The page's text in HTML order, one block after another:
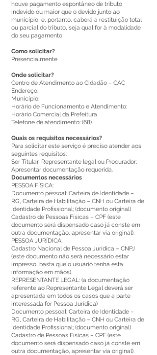
houve pagamento espontâneo de tributo
indevido ou maior que o devido junto ao
município, e, portanto, caberá a restituição total
ou parcial do tributo, seja qual for à modalidade
do seu pagamento
Como solicitar?
Presencialmente
Onde solicitar?
Centro de Atendimento ao Cidadão – CAC
Endereço:
Município:
Horário de Funcionamento e Atendimento:
Horário Comercial da Prefeitura
Telefone de atendimento: (68)
Quais os requisitos necessários?
Para solicitar este serviço é preciso atender aos
seguintes requisitos:
Ser Titular, Representante legal ou Procurador;
Apresentar documentação requerida.
Documentos necessários
PESSOA FÍSICA:
Documento pessoal: Carteira de Identidade –
RG, Carteira de Habilitação – CNH ou Carteira de
Identidade Profissional; (documento original)
Cadastro de Pessoas Físicas – CPF (este
documento será dispensado caso já conste em
outra documentação, apresentar via original).
PESSOA JURÍDICA:
Cadastro Nacional de Pessoa Jurídica – CNPJ
(este documento não será necessário estar
impresso, basta que o usuário tenha esta
informação em mãos).
REPRESENTANTE LEGAL: (a documentação
referente ao Representante Legal deverá ser
apresentada em todos os casos que a parte
interessada for Pessoa Jurídica)
Documento pessoal: Carteira de Identidade –
RG, Carteira de Habilitação – CNH ou Carteira de
Identidade Profissional; (documento original)
Cadastro de Pessoas Físicas – CPF (este
documento será dispensado caso já conste em
outra documentação, apresentar via original).